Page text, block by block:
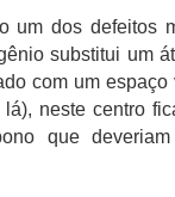
um dos defeitos
substitui um
com um
neste centro
que